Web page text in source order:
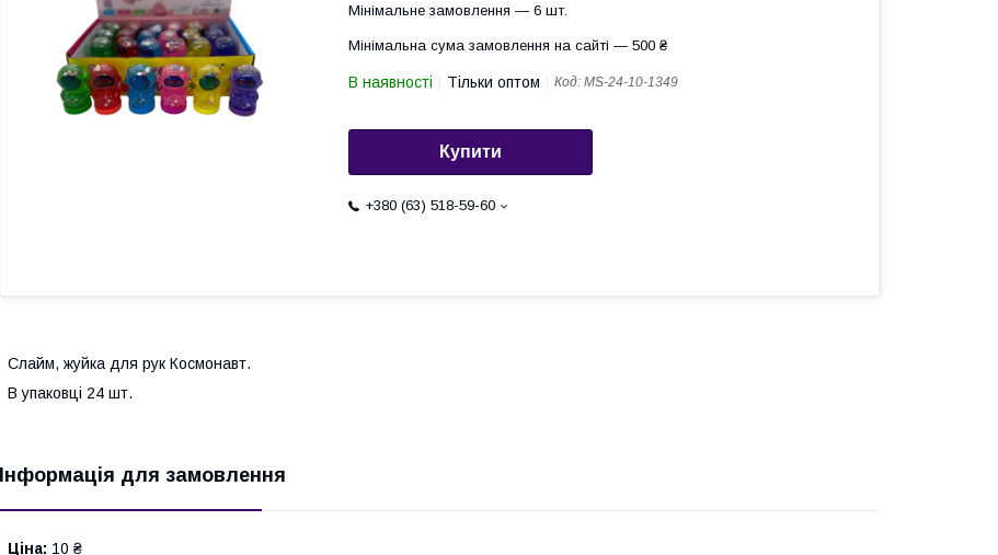
Мінімальне замовлення — 6 шт.
Мінімальна сума замовлення на сайті — 500 ₴
В наявності Тільки оптом Код: MS-24-10-1349
Купити
+380 (63) 518-59-60
Слайм, жуйка для рук Космонавт.
В упаковці 24 шт.
Інформація для замовлення
Ціна: 10 ₴